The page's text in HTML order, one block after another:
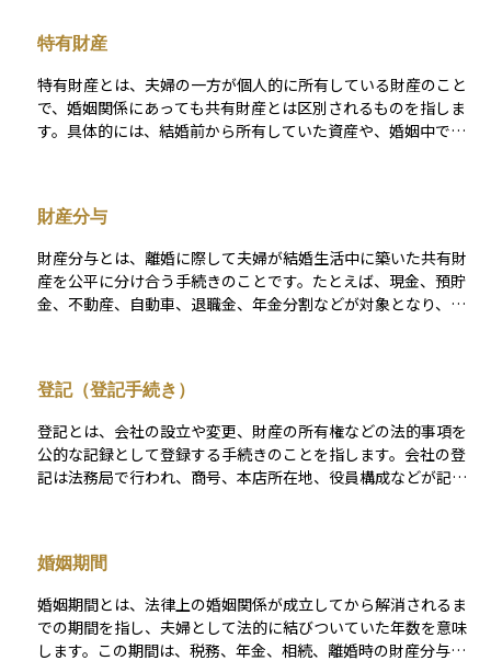
の中で築いた資産などは、共有財産とみなされることがありま
す。これに対して、結婚前から保有していた個人の資産や、相
続・贈与によって取得した財産は「特有財産」として区別され
ます。 離婚や相続の場面では、この共有財産の分割が重要な争
点になることがあり、法的・金銭的な取り扱いについて明確に
切です。
特有財産
特有財産とは、夫婦の一方が個人的に所有している財産のこと
で、婚姻関係にあっても共有財産とは区別されるものを指しま
す。具体的には、結婚前から所有していた資産や、婚姻中であ
扱われ、原則として配偶者との共有にはなりません。離婚や相
続の場面では、財産分与の対象にはならず、本人に帰属する財
産として取り扱われます。 ただし、特有財産であっても、婚姻
後にその資産をもとに新たな投資や改築などを行った場合に
は、共有財産との境界が不明確になることもあるため、資産の
けるポイントになります。
財産分与
財産分与とは、離婚に際して夫婦が結婚生活中に築いた共有財
産を公平に分け合う手続きのことです。たとえば、現金、預貯
金、不動産、自動車、退職金、年金分割などが対象となり、名
障を目的とした「扶養的分与」、不貞行為などに対する「慰謝
的分与」も含まれる場合があります。分与の方法は、当事者の
話し合い（協議）によって決められますが、合意できない場合
は家庭裁判所に調停や審判を申し立てることも可能です。財産
分与は、離婚後の経済的安定や公正な清算のために重要な役割
登記（登記手続き）
登記とは、会社の設立や変更、財産の所有権などの法的事項を
公的な記録として登録する手続きのことを指します。会社の登
記は法務局で行われ、商号、本店所在地、役員構成などが記録
根拠のひとつであり、投資判断の信頼性を高める助けになりま
す。また、不動産投資においても、登記を通じて所有権や担保
権の状態を確認できます。
婚姻期間
婚姻期間とは、法律上の婚姻関係が成立してから解消されるま
での期間を指し、夫婦として法的に結びついていた年数を意味
します。この期間は、税務、年金、相続、離婚時の財産分与な